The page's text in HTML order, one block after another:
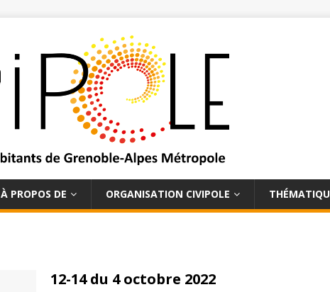
À PROPOS DE ORGANISATION CIVIPOLE
12-14 du 4 octobre 2022